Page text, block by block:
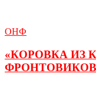
ОНФ
«КОРОВКА ИЗ
ФРОНТОВИКОВ